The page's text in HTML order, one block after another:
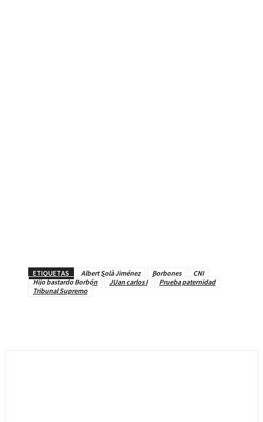
ETIQUETAS Albert Solà Jiménez Borbones
CNI
Hijo bastardo Borbón
JUan carlos I
Prueba paternidad
Tribunal Supremo